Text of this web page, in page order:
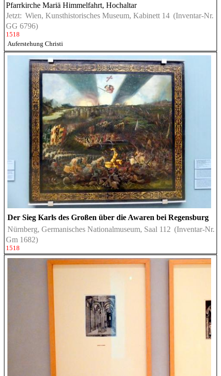
Pfarrkirche Mariä Himmelfahrt, Hochaltar
Jetzt: Wien, Kunsthistorisches Museum, Kabinett 14 (Inventar-Nr.
GG 6796)
1518
Auferstehung Christi
Der Sieg Karls des Großen über die Awaren bei Regensburg
Nürnberg, Germanisches Nationalmuseum, Saal 112 (Inventar-Nr.
Gm 1682)
1518